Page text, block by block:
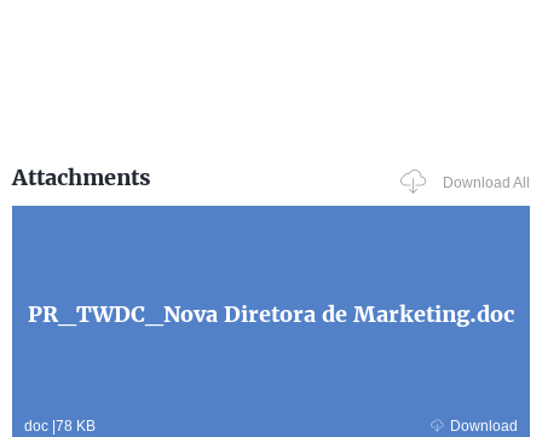
Attachments Download All
PR_TWDC_Nova Diretora de Marketing.doc
doc 78 KB Download